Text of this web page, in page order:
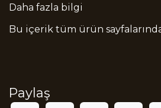
Daha fazla bilgi
Bu içerik tüm ürün sayfalarında
Paylaş